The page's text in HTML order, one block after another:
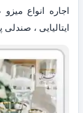
اجاره انواع
ایتالیایی ،